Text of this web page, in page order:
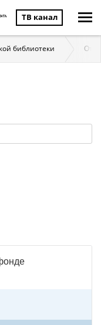
ТВ канал
библиотеки